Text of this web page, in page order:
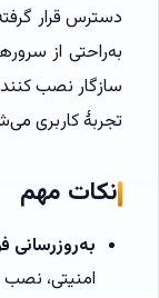
دسترس قرار
به‌راحتی از
سازگار نصب
تجربهٔ کاربری
نکات مهم
به‌روزرسانی